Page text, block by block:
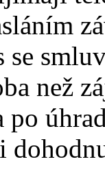
se
než
po